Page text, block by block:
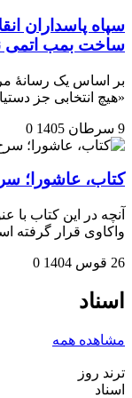
سپاه پاسداران
ساخت بمب اتمی
بر اساس یک رسانهٔ
«هیچ انتخابی جز
9 سرطان 1405
0
کتاب، عاشورا؛
آنچه در این کتاب با
واکاوی قرار گرفته
26 قوس 1404 0
اسناد
مشاهده همه
ترند روز
اسناد